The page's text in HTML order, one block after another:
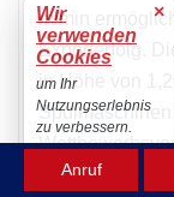
m/min
Exporterfolg.
in Höhe von
Garne im
Anruf
Wir
verwenden
Cookies
×
um Ihr
Nutzungserlebnis
zu verbessern.